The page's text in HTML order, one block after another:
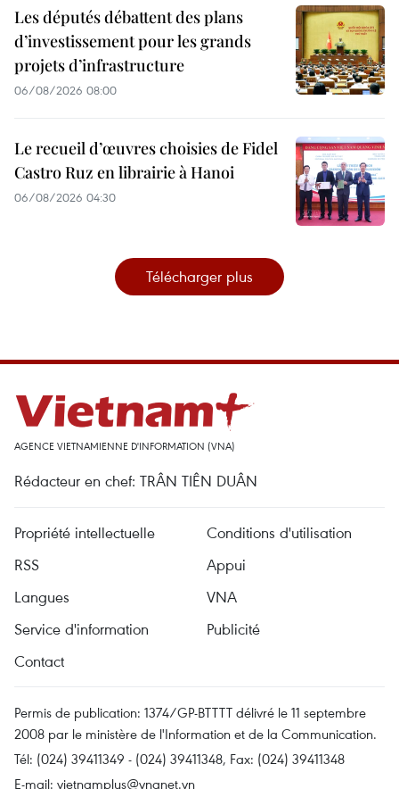
Les députés débattent des plans
d’investissement pour les grands
projets d’infrastructure
06/08/2026 08:00
Le recueil d’œuvres choisies de Fidel
Castro Ruz en librairie à Hanoi
06/08/2026 04:30
Télécharger plus
AGENCE VIETNAMIENNE D'INFORMATION (VNA)
Rédacteur en chef: TRÂN TIÊN DUÂN
Propriété intellectuelle
Conditions d'utilisation
RSS
Appui
Langues
VNA
Service d'information
Publicité
Contact
Permis de publication: 1374/GP-BTTTT délivré le 11 septembre
2008 par le ministère de l'Information et de la Communication.
Tél: (024) 39411349 - (024) 39411348, Fax: (024) 39411348
E-mail: vietnamplus@vnanet.vn